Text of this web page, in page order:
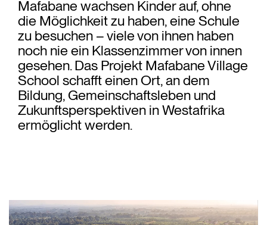
Mafabane wachsen Kinder auf, ohne
die Möglichkeit zu haben, eine Schule
zu besuchen – viele von ihnen haben
noch nie ein Klassenzimmer von innen
gesehen. Das Projekt Mafabane Village
School schafft einen Ort, an dem
Bildung, Gemeinschaftsleben und
Zukunftsperspektiven in Westafrika
ermöglicht werden.